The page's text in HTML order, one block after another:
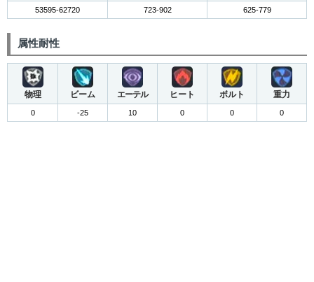
53595-62720 723-902 625-779
属性耐性
物理 ビーム エーテル ヒート ボルト 重力
0 -25 10 0 0 0